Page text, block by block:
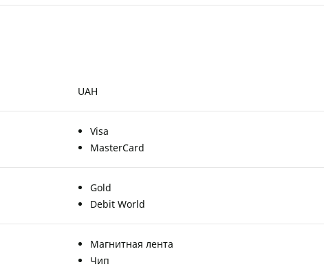
UAH
Visa
MasterCard
Gold
Debit World
Магнитная лента
Чип